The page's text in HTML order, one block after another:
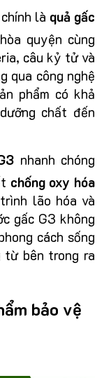
là quả gấc
quyện cùng
câu kỷ tử và
qua công nghệ
phẩm có khả
chất đến
nhanh chóng
chống oxy hóa
lão hóa và
gấc G3 không
cách sống
từ bên trong ra
bảo vệ